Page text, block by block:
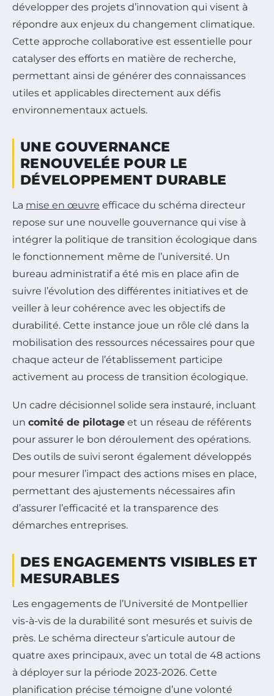
développer des projets d’innovation qui visent à
répondre aux enjeux du changement climatique.
Cette approche collaborative est essentielle pour
catalyser des efforts en matière de recherche,
permettant ainsi de générer des connaissances
utiles et applicables directement aux défis
environnementaux actuels.
UNE GOUVERNANCE
RENOUVELÉE POUR LE
DÉVELOPPEMENT DURABLE
La mise en œuvre efficace du schéma directeur
repose sur une nouvelle gouvernance qui vise à
intégrer la politique de transition écologique dans
le fonctionnement même de l’université. Un
bureau administratif a été mis en place afin de
suivre l’évolution des différentes initiatives et de
veiller à leur cohérence avec les objectifs de
durabilité. Cette instance joue un rôle clé dans la
mobilisation des ressources nécessaires pour que
chaque acteur de l’établissement participe
activement au process de transition écologique.
Un cadre décisionnel solide sera instauré, incluant
un comité de pilotage et un réseau de référents
pour assurer le bon déroulement des opérations.
Des outils de suivi seront également développés
pour mesurer l’impact des actions mises en place,
permettant des ajustements nécessaires afin
d’assurer l’efficacité et la transparence des
démarches entreprises.
DES ENGAGEMENTS VISIBLES ET
MESURABLES
Les engagements de l’Université de Montpellier
vis-à-vis de la durabilité sont mesurés et suivis de
près. Le schéma directeur s’articule autour de
quatre axes principaux, avec un total de 48 actions
à déployer sur la période 2023-2026. Cette
planification précise témoigne d’une volonté